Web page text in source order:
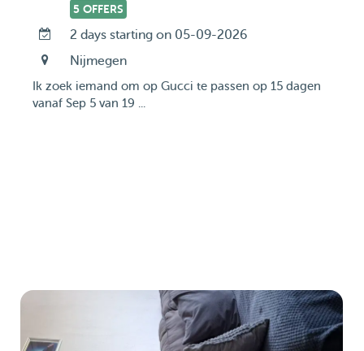
5 OFFERS
2 days starting on 05-09-2026
Nijmegen
Ik zoek iemand om op Gucci te passen op 15 dagen
vanaf Sep 5 van 19 ...